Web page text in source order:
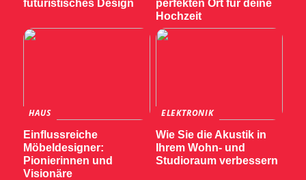
futuristisches Design
perfekten Ort für deine
Hochzeit
HAUS
Einflussreiche
Möbeldesigner:
Pionierinnen und
Visionäre
ELEKTRONIK
Wie Sie die Akustik in
Ihrem Wohn- und
Studioraum verbessern